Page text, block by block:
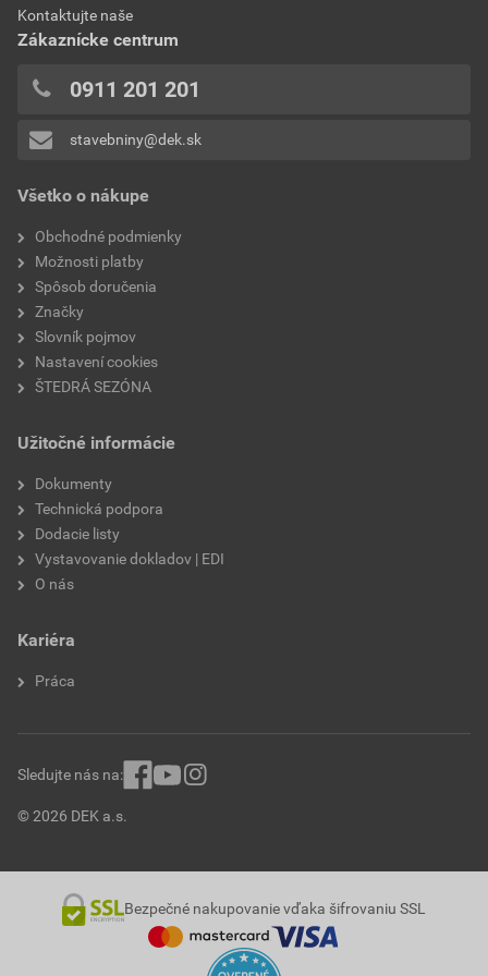
0,24 EUR
bez DPH za ks
Pridávať hodnotenie môže iba prihlásený užívateľ.
Všetko o nákupe
Obchodné podmienky
Možnosti platby
Spôsob doručenia
Značky
Slovník pojmov
Nastavení cookies
ŠTEDRÁ SEZÓNA
Užitočné informácie
Dokumenty
Technická podpora
Dodacie listy
Vystavovanie dokladov | EDI
O nás
Kariéra
Práca
Kontaktujte naše
Zákaznícke centrum
0911 201 201
stavebniny@dek.sk
© 2026 DEK a.s.
Sledujte nás na:
Bezpečné nakupovanie vďaka šifrovaniu SSL